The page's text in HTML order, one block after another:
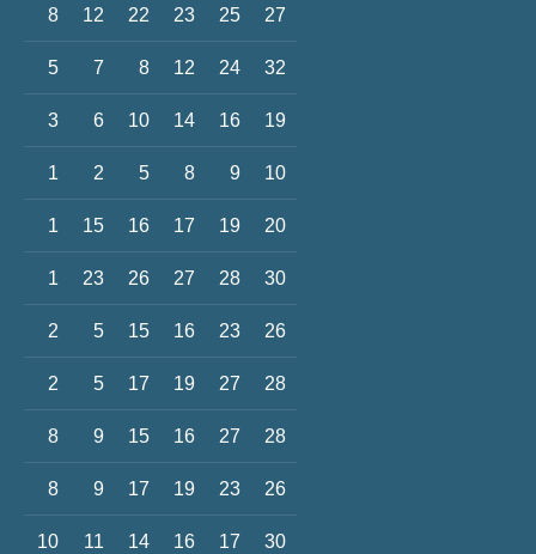
8 12 22 23 25 27
5 7 8 12 24 32
3 6 10 14 16 19
1 2 5 8 9 10
1 15 16 17 19 20
1 23 26 27 28 30
2 5 15 16 23 26
2 5 17 19 27 28
8 9 15 16 27 28
8 9 17 19 23 26
10 11 14 16 17 30